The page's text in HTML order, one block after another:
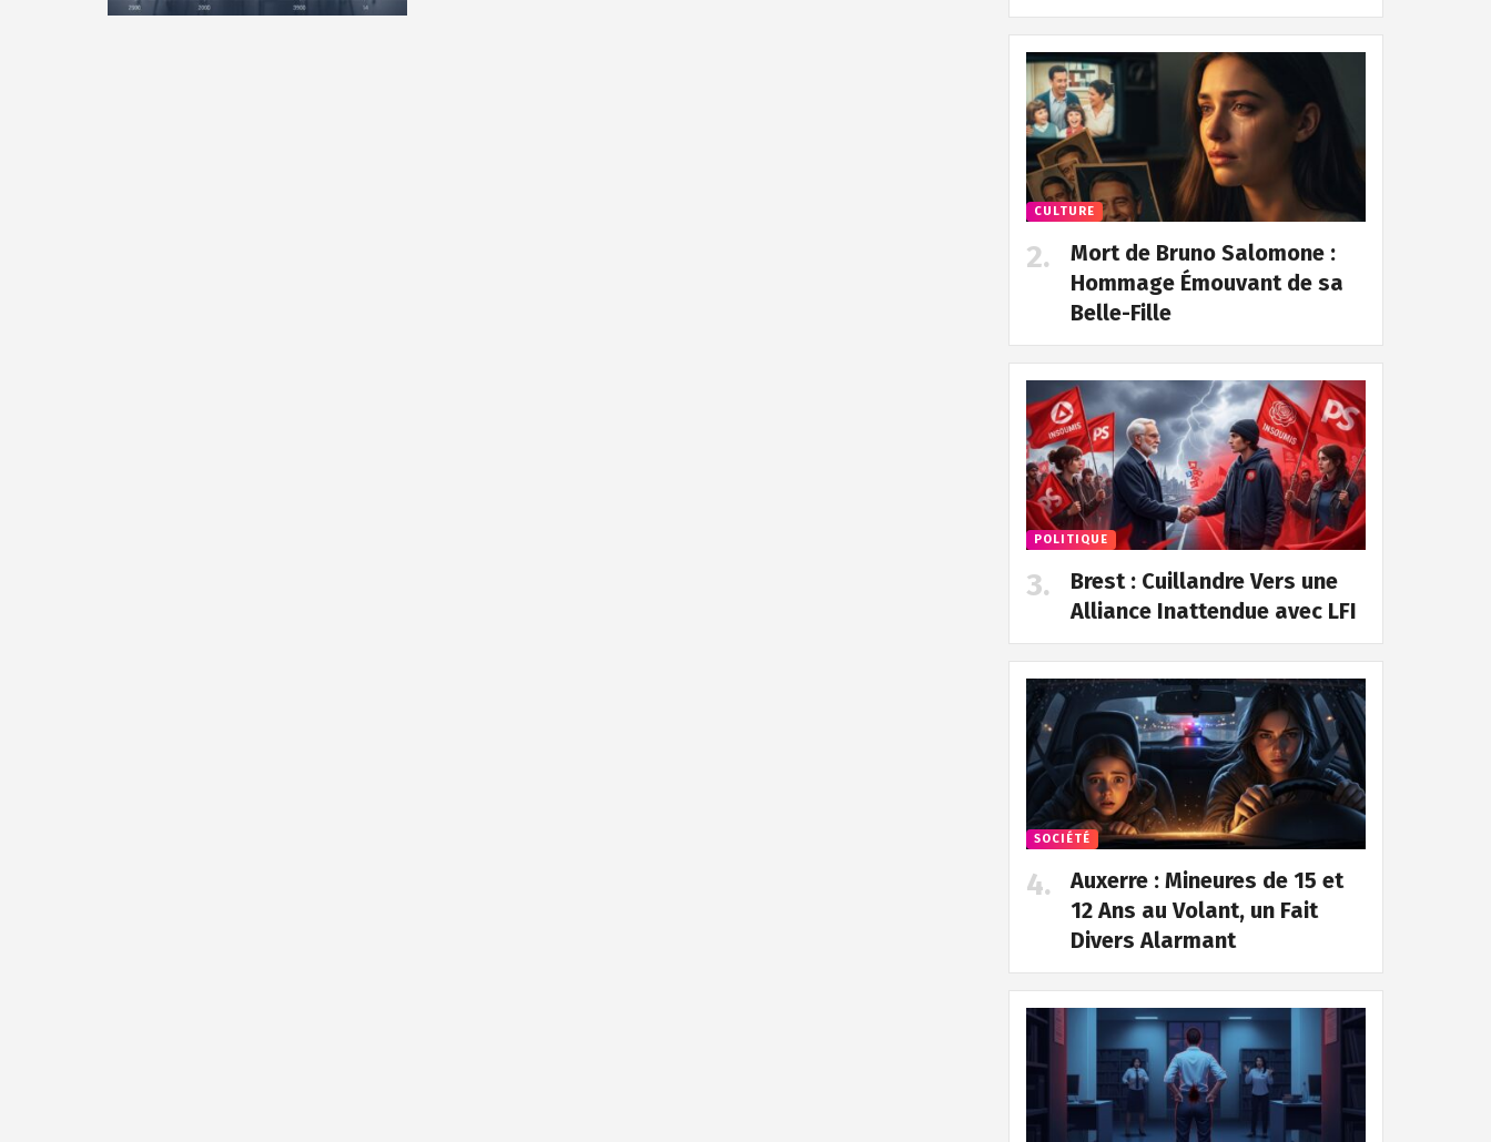
CULTURE
Mort de Bruno Salomone :
Hommage Émouvant de sa
Belle-Fille
POLITIQUE
Brest : Cuillandre Vers une
Alliance Inattendue avec LFI
SOCIÉTÉ
Auxerre : Mineures de 15 et
12 Ans au Volant, un Fait
Divers Alarmant